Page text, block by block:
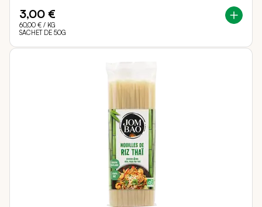
3,00 €
60,00 € / KG
SACHET DE 50G